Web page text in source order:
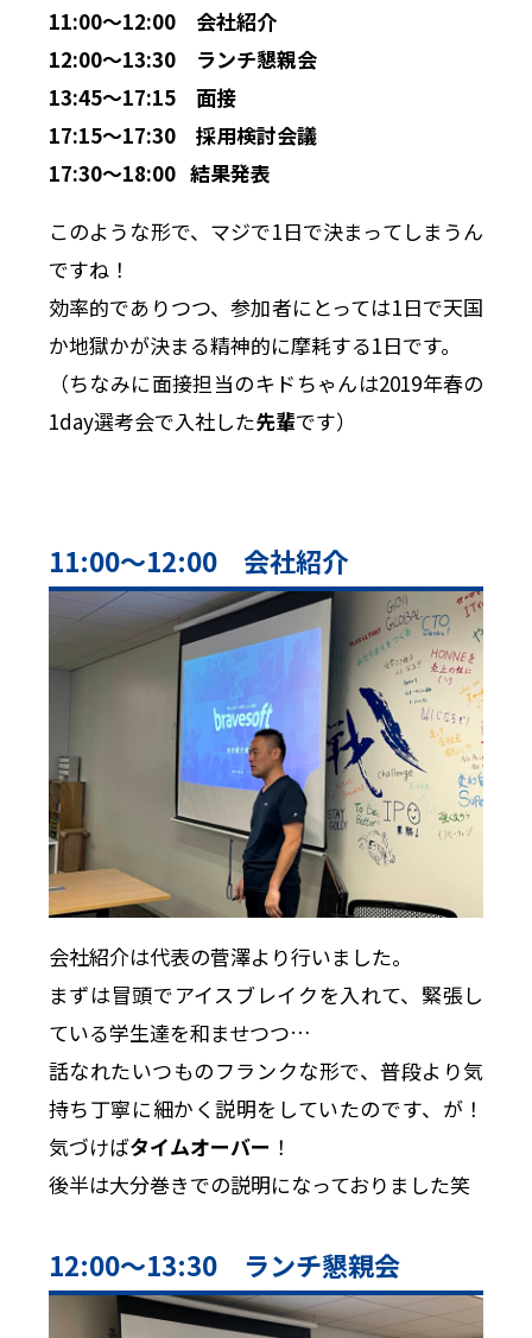
11:00〜12:00 会社紹介
12:00〜13:30 ランチ懇親会
13:45〜17:15 面接
17:15〜17:30 採用検討会議
17:30〜18:00 結果発表
このような形で、マジで1日で決まってしまうん
ですね！
効率的でありつつ、参加者にとっては1日で天国
か地獄かが決まる精神的に摩耗する1日です。
（ちなみに面接担当のキドちゃんは2019年春の
1day選考会で入社した先輩です）
11:00〜12:00 会社紹介
会社紹介は代表の菅澤より行いました。
まずは冒頭でアイスブレイクを入れて、緊張し
ている学生達を和ませつつ…
話なれたいつものフランクな形で、普段より気
持ち丁寧に細かく説明をしていたのです、が！
気づけばタイムオーバー ！
後半は大分巻きでの説明になっておりました笑
12:00〜13:30 ランチ懇親会